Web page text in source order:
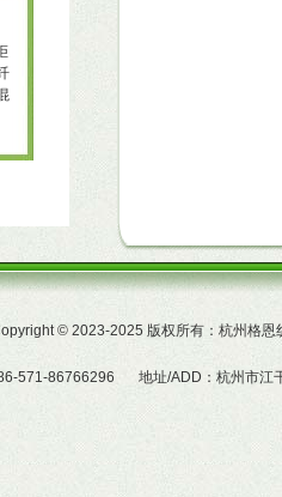
水、拒油整理剂。 产品特性  赋予
© 2023-2025 版权所有：杭州格
571-86766296 地址/ADD：杭州市江